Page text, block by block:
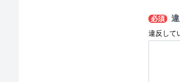
必須
違反して